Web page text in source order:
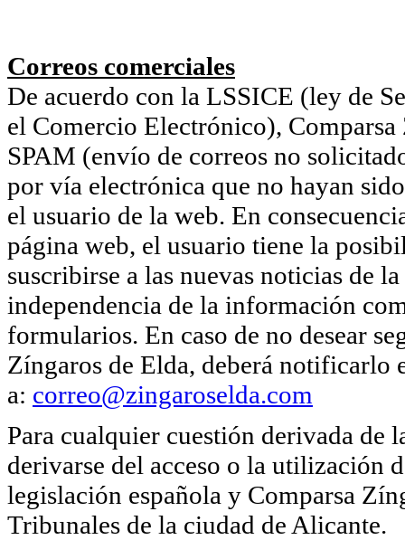
Correos comerciales
De acuerdo con la LSSICE (ley de
el Comercio Electrónico),
SPAM (envío de correos no
por vía electrónica que no hayan
el usuario de la web. En
página web, el usuario tiene la
suscribirse a las nuevas noticias de
independencia de la información
formularios. En caso de no desear
Zíngaros de Elda, deberá notificarlo
a: correo@zingaroselda.com
Para cualquier cuestión derivada
derivarse del acceso o la utilización
legislación española y Comparsa
Tribunales de la ciudad de Alicante.